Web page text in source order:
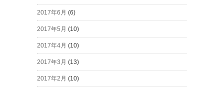
2017年6月 (6)
2017年5月 (10)
2017年4月 (10)
2017年3月 (13)
2017年2月 (10)